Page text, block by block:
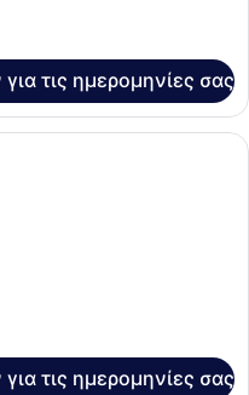
τις ημερομηνίες σας
δωμάτιο ξενοδοχείου με ένα
τις ημερομηνίες σας